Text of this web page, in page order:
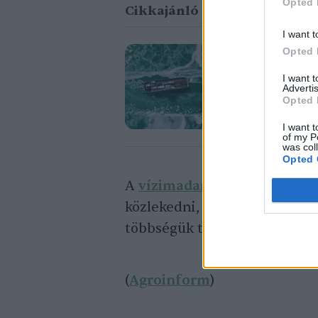
I want
Opted
I want
Opted
I want
of my
was
Opted
Cikkajánló
alkalmas
Greendex Szemle
A vízimadarak
addig
közlekedni, és marad
többségük továbbvonul
(Agroinform)